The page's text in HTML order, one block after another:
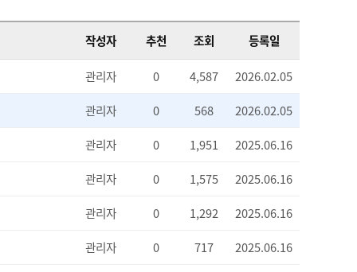
작성자 추천 조회 등록일
관리자 0 4,587
2026.02.05
관리자
0 568
2026.02.05
관리자
0 1,951
2025.06.16
관리자
0 1,575
2025.06.16
관리자
0 1,292
2025.06.16
관리자
0 717
2025.06.16